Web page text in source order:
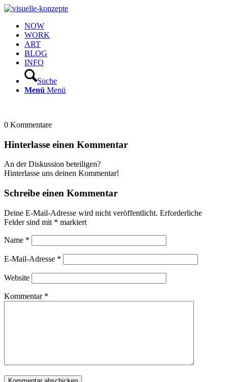
NOW
WORK
ART
BLOG
INFO
Suche
Menü Menü
0 Kommentare
Hinterlasse einen Kommentar
An der Diskussion beteiligen?
Hinterlasse uns deinen Kommentar!
Schreibe einen Kommentar
Deine E-Mail-Adresse wird nicht veröffentlicht. Erforderliche
Felder sind mit * markiert
Name *
E-Mail-Adresse *
Website
Kommentar *